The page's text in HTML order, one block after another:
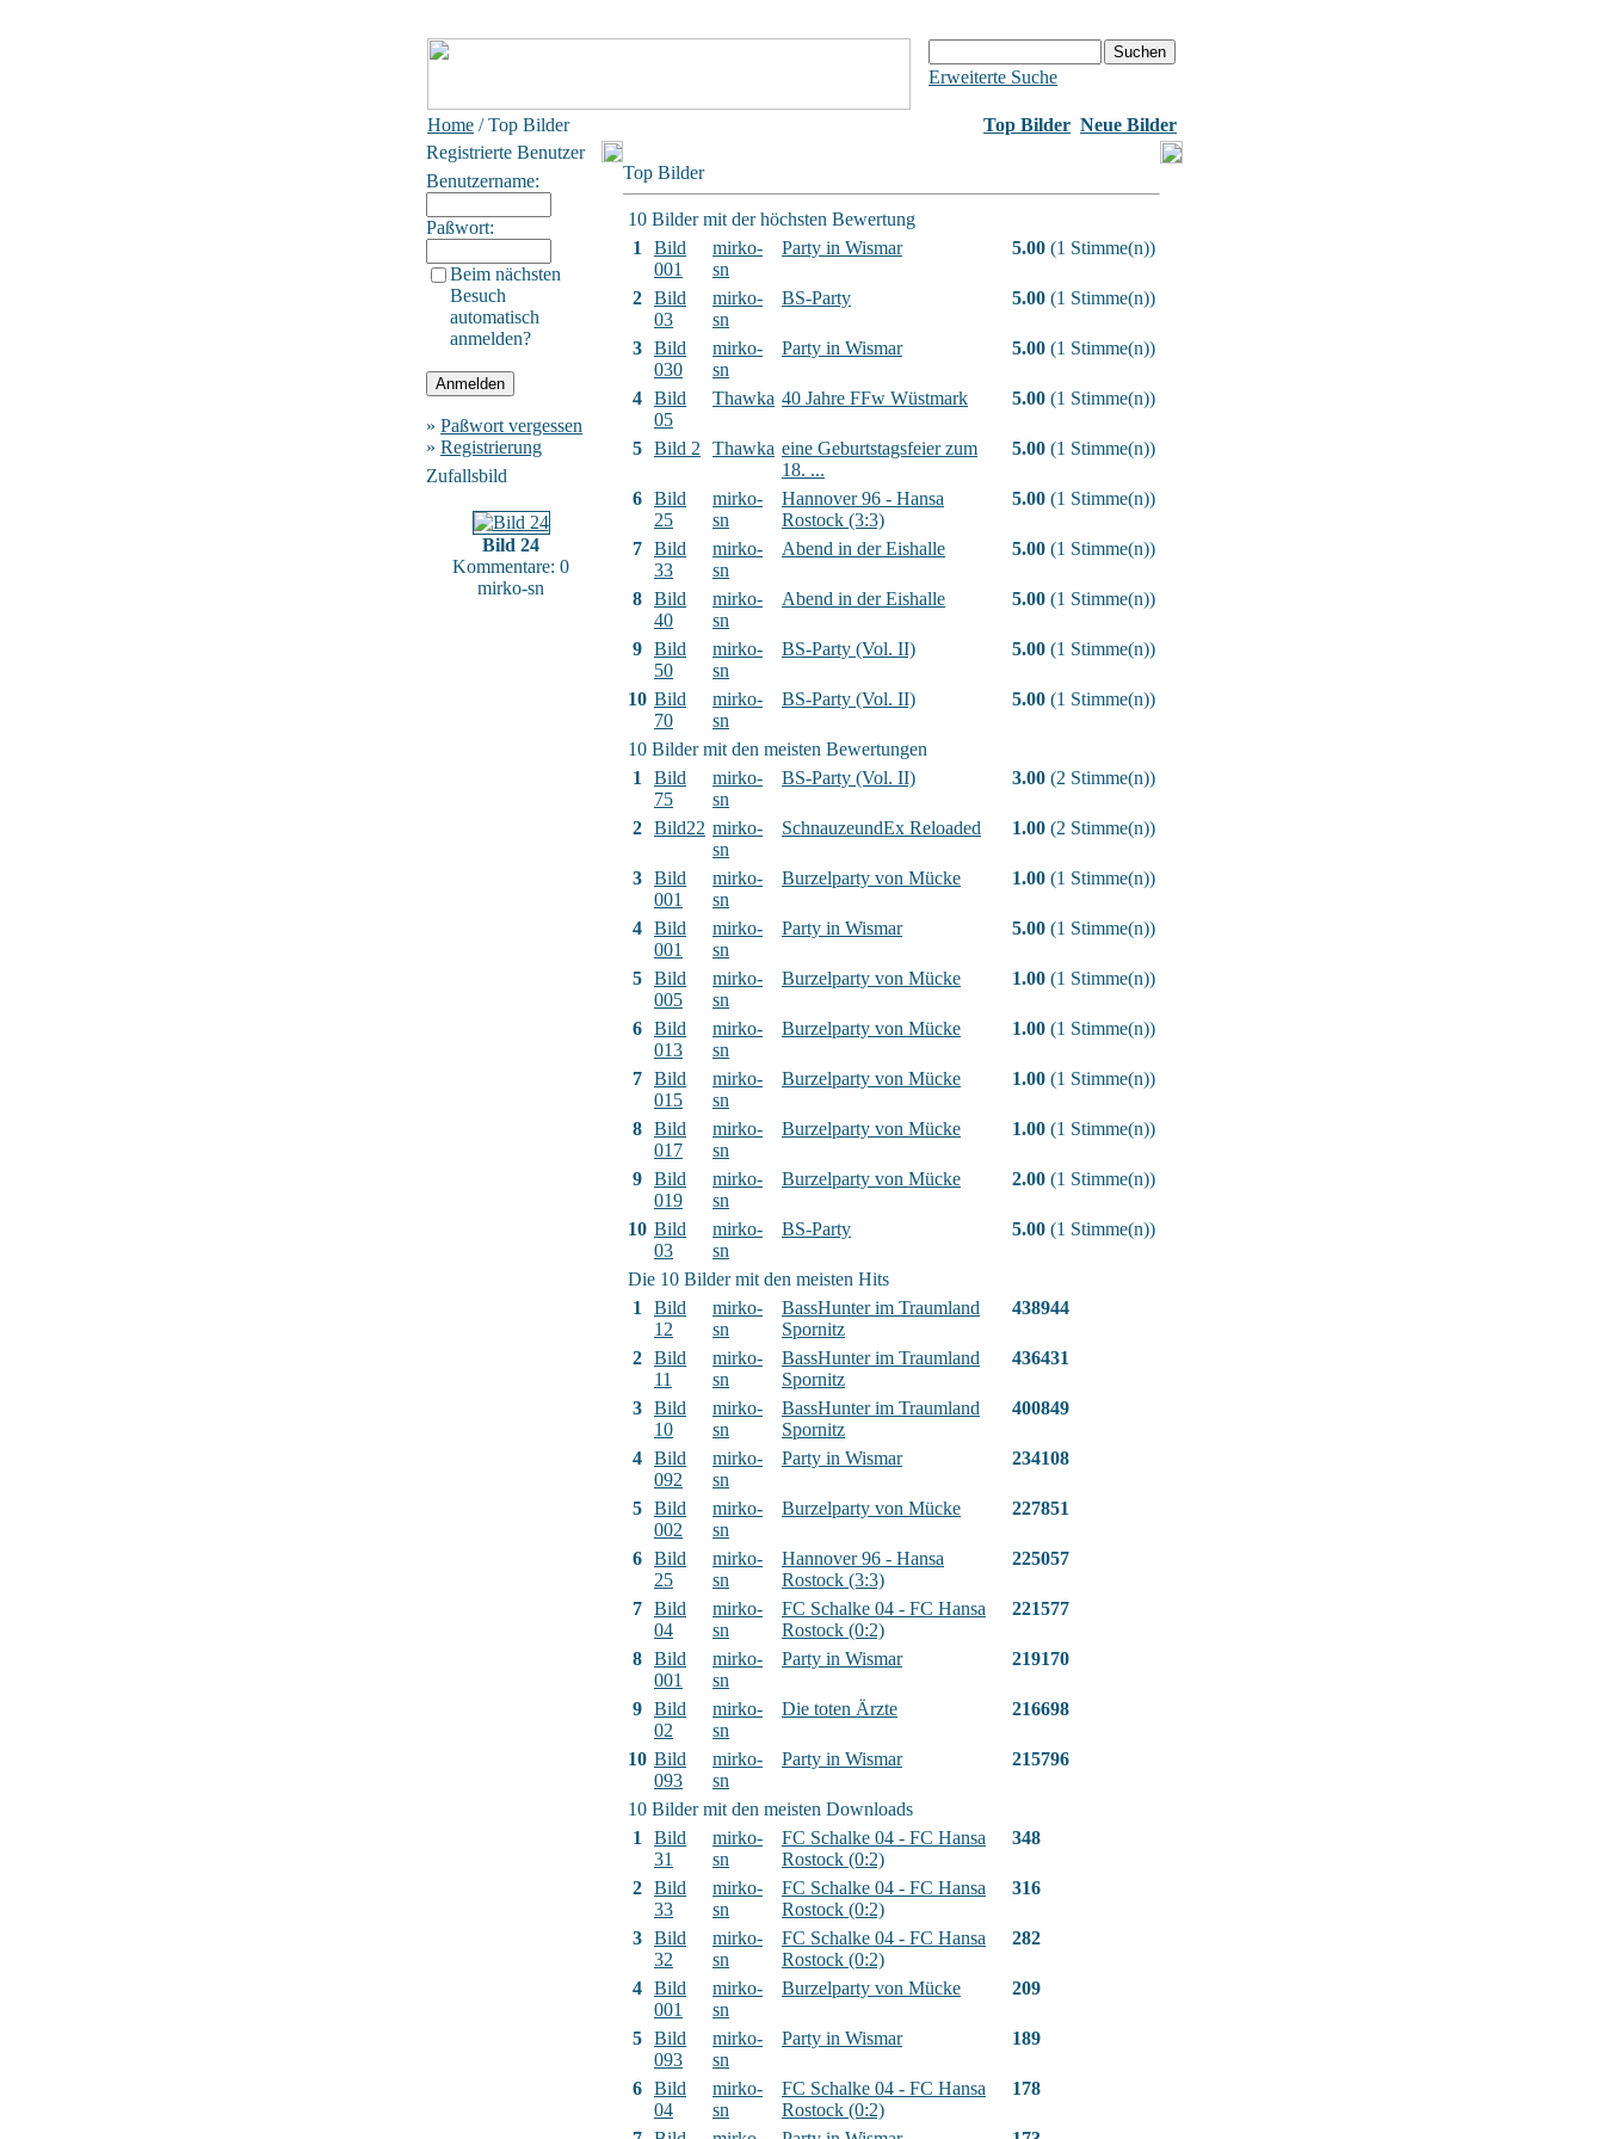
Erweiterte Suche
Home / Top Bilder Top Bilder Neue Bilder
Registrierte Benutzer
Benutzername:
Paßwort:
Beim nächsten
Besuch
automatisch
anmelden?
» Paßwort vergessen
» Registrierung
Zufallsbild
Bild 24
Kommentare: 0
mirko-sn
Top Bilder
10 Bilder mit der höchsten Bewertung
1
Bild
001
mirko-
sn
Party in Wismar 5.00 (1 Stimme(n))
2 Bild
03
mirko-
sn
BS-Party 5.00 (1 Stimme(n))
3 Bild
030
mirko-
sn
Party in Wismar 5.00 (1 Stimme(n))
4 Bild
05
Thawka 40 Jahre FFw Wüstmark 5.00 (1 Stimme(n))
5 Bild 2 Thawka eine Geburtstagsfeier zum
18. ...
5.00 (1 Stimme(n))
6 Bild
25
mirko-
sn
Hannover 96 - Hansa
Rostock (3:3)
5.00 (1 Stimme(n))
7 Bild
33
mirko-
sn
Abend in der Eishalle 5.00 (1 Stimme(n))
8 Bild
40
mirko-
sn
Abend in der Eishalle 5.00 (1 Stimme(n))
9 Bild
50
mirko-
sn
BS-Party (Vol. II) 5.00 (1 Stimme(n))
10 Bild
70
mirko-
sn
BS-Party (Vol. II) 5.00 (1 Stimme(n))
10 Bilder mit den meisten Bewertungen
1
Bild
75
mirko-
sn
BS-Party (Vol. II) 3.00 (2 Stimme(n))
2 Bild22 mirko-
sn
SchnauzeundEx Reloaded 1.00 (2 Stimme(n))
3 Bild
001
mirko-
sn
Burzelparty von Mücke 1.00 (1 Stimme(n))
4 Bild
001
mirko-
sn
Party in Wismar 5.00 (1 Stimme(n))
5 Bild
005
mirko-
sn
Burzelparty von Mücke 1.00 (1 Stimme(n))
6 Bild
013
mirko-
sn
Burzelparty von Mücke 1.00 (1 Stimme(n))
7 Bild
015
mirko-
sn
Burzelparty von Mücke 1.00 (1 Stimme(n))
8 Bild
017
mirko-
sn
Burzelparty von Mücke 1.00 (1 Stimme(n))
9 Bild
019
mirko-
sn
Burzelparty von Mücke 2.00 (1 Stimme(n))
10 Bild
03
mirko-
sn
BS-Party 5.00 (1 Stimme(n))
Die 10 Bilder mit den meisten Hits
1
Bild
12
mirko-
sn
BassHunter im Traumland
Spornitz
438944
2 Bild
11
mirko-
sn
BassHunter im Traumland
Spornitz
436431
3 Bild
10
mirko-
sn
BassHunter im Traumland
Spornitz
400849
4 Bild
092
mirko-
sn
Party in Wismar 234108
5 Bild
002
mirko-
sn
Burzelparty von Mücke 227851
6 Bild
25
mirko-
sn
Hannover 96 - Hansa
Rostock (3:3)
225057
7 Bild
04
mirko-
sn
FC Schalke 04 - FC Hansa
Rostock (0:2)
221577
8 Bild
001
mirko-
sn
Party in Wismar 219170
9 Bild
02
mirko-
sn
Die toten Ärzte 216698
10 Bild
093
mirko-
sn
Party in Wismar 215796
10 Bilder mit den meisten Downloads
1
Bild
31
mirko-
sn
FC Schalke 04 - FC Hansa
Rostock (0:2)
348
2 Bild
33
mirko-
sn
FC Schalke 04 - FC Hansa
Rostock (0:2)
316
3 Bild
32
mirko-
sn
FC Schalke 04 - FC Hansa
Rostock (0:2)
282
4 Bild
001
mirko-
sn
Burzelparty von Mücke 209
5 Bild
093
mirko-
sn
Party in Wismar 189
6 Bild
04
mirko-
sn
FC Schalke 04 - FC Hansa
Rostock (0:2)
178